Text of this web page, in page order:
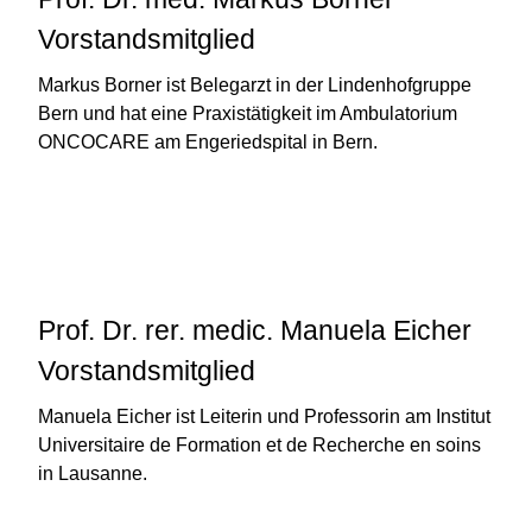
Vorstandsmitglied
Markus Borner ist Belegarzt in der Lindenhofgruppe
Bern und hat eine Praxistätigkeit im Ambulatorium
ONCOCARE am Engeriedspital in Bern.
Prof. Dr. rer. medic. Manuela Eicher
Vorstandsmitglied
Manuela Eicher ist Leiterin und Professorin am Institut
Universitaire de Formation et de Recherche en soins
in Lausanne.